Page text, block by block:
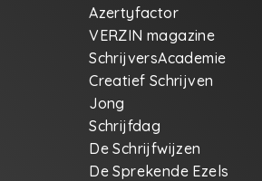
Azertyfactor
VERZIN magazine
SchrijversAcademie
Creatief Schrijven
Jong
Schrijfdag
De Schrijfwijzen
De Sprekende Ezels